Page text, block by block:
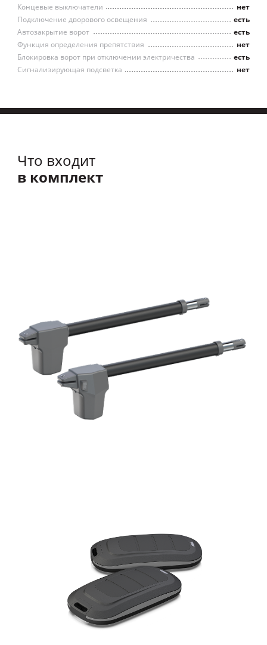
нет
Концевые выключатели
есть
Подключение дворового освещения
есть
Автозакрытие ворот
нет
Функция определения препятствия
есть
Блокировка ворот при отключении электричества
нет
Сигнализирующая подсветка
Что входит
в комплект